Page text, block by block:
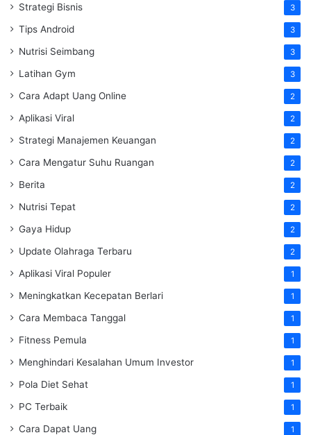
Strategi Bisnis 3
Tips Android 3
Nutrisi Seimbang 3
Latihan Gym 3
Cara Adapt Uang Online 2
Aplikasi Viral 2
Strategi Manajemen Keuangan 2
Cara Mengatur Suhu Ruangan 2
Berita 2
Nutrisi Tepat 2
Gaya Hidup 2
Update Olahraga Terbaru 2
Aplikasi Viral Populer 1
Meningkatkan Kecepatan Berlari 1
Cara Membaca Tanggal 1
Fitness Pemula 1
Menghindari Kesalahan Umum Investor 1
Pola Diet Sehat 1
PC Terbaik 1
Cara Dapat Uang 1